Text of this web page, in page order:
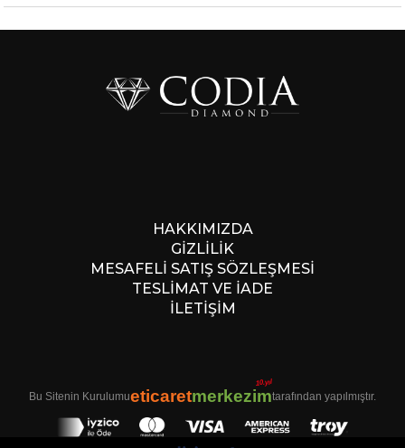
HAKKIMIZDA
GİZLİLİK
MESAFELİ SATIŞ SÖZLEŞMESİ
TESLİMAT VE İADE
İLETİŞİM
Bu Sitenin Kurulumueticaretmerkezim
10.yıl
tarafından yapılmıştır.